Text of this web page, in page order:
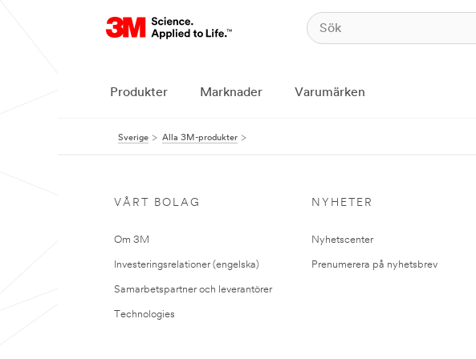
Produkter Marknader Varumärken
Sverige Alla 3M-produkter
VÅRT BOLAG
Om 3M
Investeringsrelationer (engelska)
Samarbetspartner och leverantörer
Technologies
NYHETER
Nyhetscenter
Prenumerera på nyhetsbrev